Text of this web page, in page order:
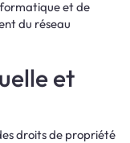
et de
du réseau
et
droits de propriété